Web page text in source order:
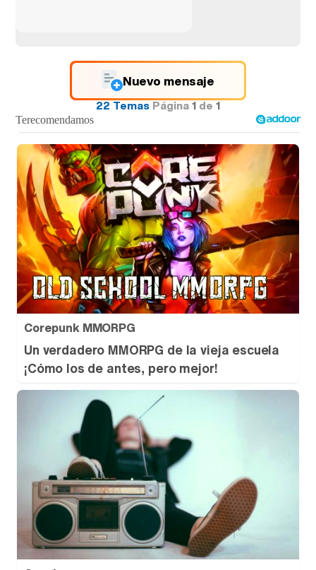
Nuevo mensaje
22 TemasPágina1de1
Corepunk MMORPG
Un verdadero MMORPG de la vieja escuela
¡Cómo los de antes, pero mejor!